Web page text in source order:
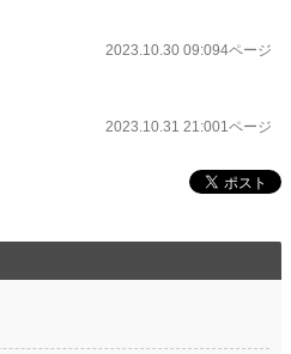
2023.10.30 09:094ページ
2023.10.31 21:001ページ